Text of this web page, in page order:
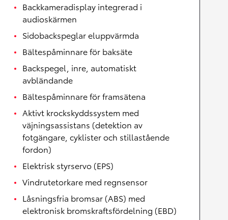
Backkameradisplay integrerad i
audioskärmen
Sidobackspeglar eluppvärmda
Bältespåminnare för baksäte
Backspegel, inre, automatiskt
avbländande
Bältespåminnare för framsätena
Aktivt krockskyddssystem med
väjningsassistans (detektion av
fotgängare, cyklister och stillastående
fordon)
Elektrisk styrservo (EPS)
Vindrutetorkare med regnsensor
Låsningsfria bromsar (ABS) med
elektronisk bromskraftsfördelning (EBD)